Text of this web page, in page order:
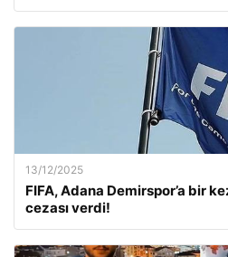
13/12/2025
FIFA, Adana Demirspor’a bir
cezası verdi!